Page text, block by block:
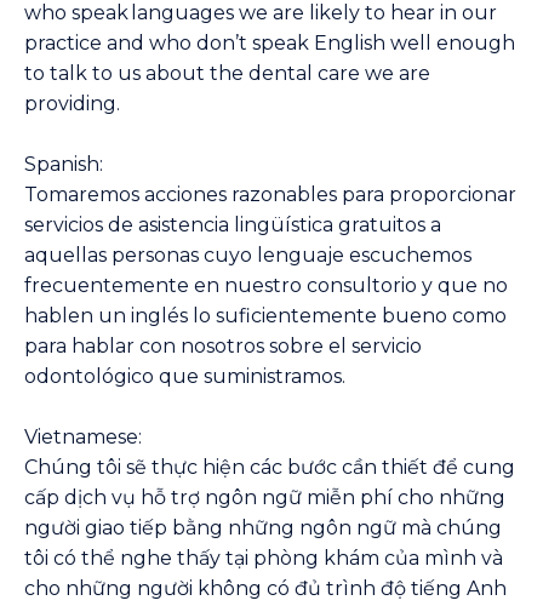
who speak languages we are likely to hear in our
practice and who don’t speak English well enough
to talk to us about the dental care we are
providing.
Spanish:
Tomaremos acciones razonables para proporcionar
servicios de asistencia lingüística gratuitos a
aquellas personas cuyo lenguaje escuchemos
frecuentemente en nuestro consultorio y que no
hablen un inglés lo suficientemente bueno como
para hablar con nosotros sobre el servicio
odontológico que suministramos.
Vietnamese:
Chúng tôi sẽ thực hiện các bước cần thiết để cung
cấp dịch vụ hỗ trợ ngôn ngữ miễn phí cho những
người giao tiếp bằng những ngôn ngữ mà chúng
tôi có thể nghe thấy tại phòng khám của mình và
cho những người không có đủ trình độ tiếng Anh